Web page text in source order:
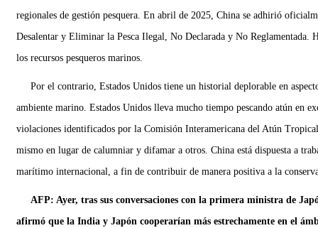
regionales de gestión pesquera. En abril de 2025, China se adhirió
Desalentar y Eliminar la Pesca Ilegal, No Declarada y No Reglamentada.
los recursos pesqueros marinos.
Por el contrario, Estados Unidos tiene un historial deplorable en
ambiente marino. Estados Unidos lleva mucho tiempo pescando atún en
violaciones identificados por la Comisión Interamericana del Atún
mismo en lugar de calumniar y difamar a otros. China está dispuesta a
marítimo internacional, a fin de contribuir de manera positiva a la
AFP: Ayer, tras sus conversaciones con la primera ministra de
afirmó que la India y Japón cooperarían más estrechamente en el